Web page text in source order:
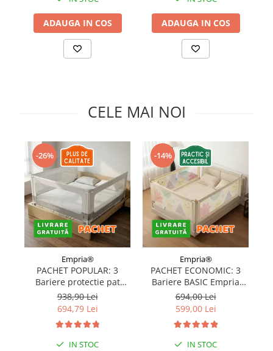
Somnul bebelusului
Carucioare si scaune auto
Tarcuri copii / bebelusi
Igiena si ingrijire bebelusi
Perne si saltele bebelusi
Diversificare bebelusi
Baia bebelusului
Maternitate
Jucarii copii si jocuri educative
Jucarii dentitie
Jocuri educative
Jucarii bebelusi
Covorase ortopedice senzoriale
Cuburi magnetice JollyHeap®
ADAUGA IN COS ADAUGA IN COS
CELE MAI NOI
-26%
Empria®
PACHET POPULAR: 3
Bariere protectie pat
copii, SELECT, 160x200
cm
938,90 Lei
694,79 Lei
IN STOC
-14%
Empria®
PACHET ECONOMIC: 3
Bariere BASIC Empria
protectie pat 160X200 cm
+ bara stabilizatoare
694,00 Lei
599,00 Lei
IN STOC